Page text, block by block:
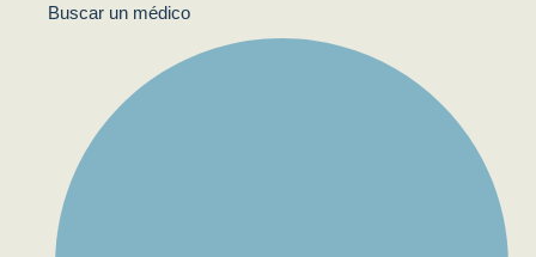
Buscar un médico